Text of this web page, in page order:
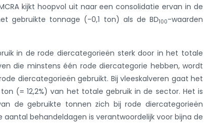
kijkt hoopvol uit naar een consolidatie ervan in de
gebruikte tonnage (-0,1 ton) als de BD100-waarden
in de rode diercategorieën sterk door in het totale
die minstens één rode diercategorie hebben, wordt
diercategorieën gebruikt. Bij vleeskalveren gaat het
(= 12,2%) van het totale gebruik in de sector. Het is
de gebruikte tonnen zich bij rode diercategorieën
behandeldagen is verantwoordelijk voor bijna de